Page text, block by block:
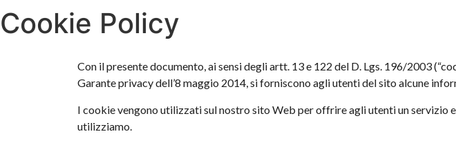
Cookie Policy
Con il presente documento, ai sensi degli artt. 13 e 122 del D. Lgs. 196/2003
Garante privacy dell’8 maggio 2014, si forniscono agli utenti del sito alcune
I cookie vengono utilizzati sul nostro sito Web per offrire agli utenti un servizio
utilizziamo.